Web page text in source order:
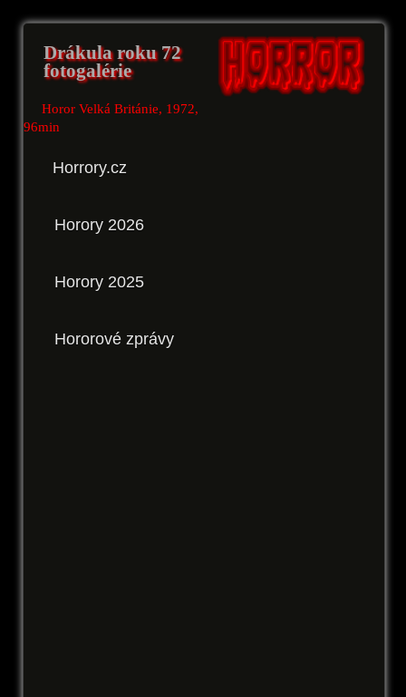
Drákula roku 72
fotogalérie
Horor Velká Británie, 1972,
96min
Horrory.cz
Horory 2026
Horory 2025
Hororové zprávy